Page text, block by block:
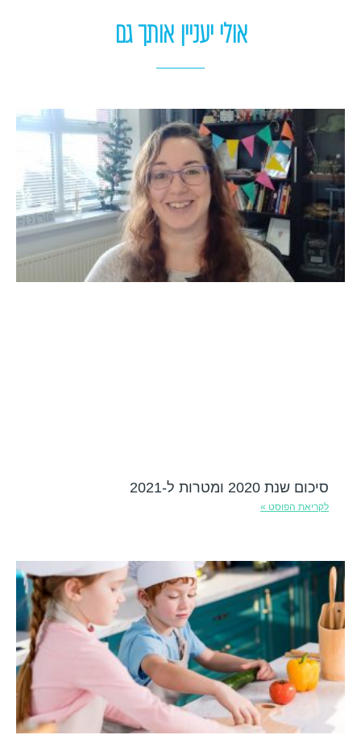
אולי יעניין אותך גם
סיכום שנת 2020 ומטרות ל-2021
לקריאת הפוסט »